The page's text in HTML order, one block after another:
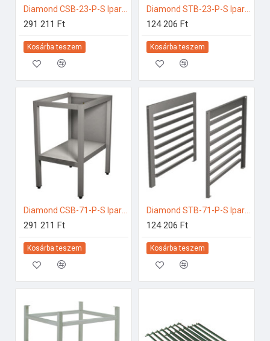
291 211 Ft
Kosárba teszem
Diamond STB-23-P-S Ipari elektromos gőzpároló
124 206 Ft
Kosárba teszem
291 211 Ft
Kosárba teszem
Diamond STB-71-P-S Ipari elektromos gőzpároló
124 206 Ft
Kosárba teszem